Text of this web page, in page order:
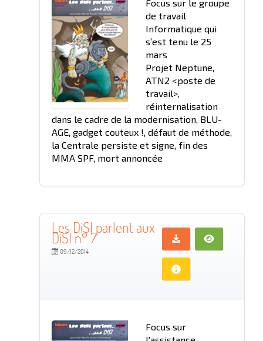
Focus sur le groupe
de travail
Informatique qui
s’est tenu le 25
mars
Projet Neptune,
ATN2 <poste de
travail>,
réinternalisation
dans le cadre de la modernisation, BLU-
AGE, gadget couteux !, défaut de méthode,
la Centrale persiste et signe, fin des
MMA SPF, mort annoncée
Les DiSI parlent aux
DiSI n° 7
09/12/2014
Focus sur